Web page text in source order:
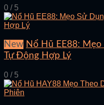
0 / 5
New Nổ Hũ EE88:
Tự Động Hợp Lý
0 / 5